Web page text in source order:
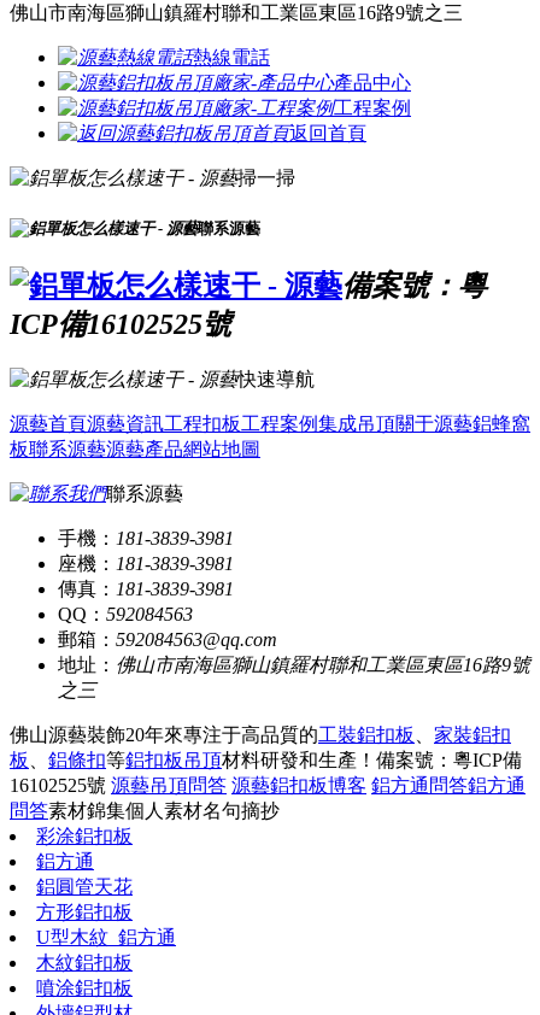
佛山市南海區獅山鎮羅村聯和工業區東區16路9號之三
熱線電話
產品中心
工程案例
返回首頁
掃一掃
聯系源藝
備案號：粵
ICP備16102525號
快速導航
源藝首頁源藝資訊工程扣板工程案例集成吊頂關于源藝鋁蜂窩
板聯系源藝源藝產品網站地圖
聯系源藝
手機： 181-3839-3981
座機： 181-3839-3981
傳真： 181-3839-3981
QQ： 592084563
郵箱： 592084563@qq.com
地址： 佛山市南海區獅山鎮羅村聯和工業區東區16路9號
之三
佛山源藝裝飾20年來專注于高品質的工裝鋁扣板
家裝鋁扣
板
鋁條扣等鋁扣板吊頂材料研發和生產！ 備案號：粵ICP備
16102525號 源藝吊頂問答 源藝鋁扣板博客 鋁方通問答鋁方通
問答素材錦集個人素材名句摘抄
彩涂鋁扣板
鋁方通
鋁圓管天花
方形鋁扣板
U型木紋_鋁方通
木紋鋁扣板
噴涂鋁扣板